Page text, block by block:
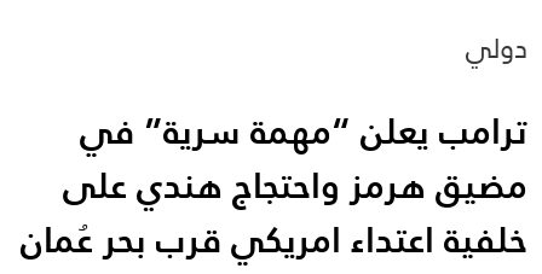
دولي
ترامب يعلن “مهمة سرية” في
مضيق هرمز واحتجاج هندي على
خلفية اعتداء امريكي قرب بحر عُمان